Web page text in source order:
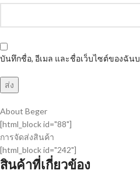
บันทึกชื่อ, อีเมล และชื่อเว็บไซต์ของฉัน
About Beger
[html_block id="88"]
การจัดส่งสินค้า
[html_block id="242"]
สินค้าที่เกี่ยวข้อง